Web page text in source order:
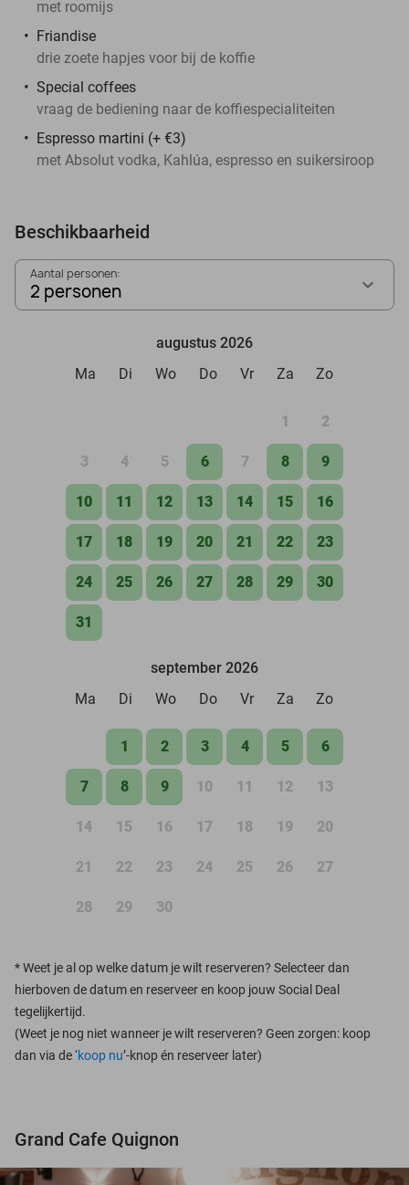
met roomijs
Friandise
drie zoete hapjes voor bij de koffie
Special coffees
vraag de bediening naar de koffiespecialiteiten
Espresso martini (+ €3)
met Absolut vodka, Kahlúa, espresso en suikersiroop
Beschikbaarheid
Aantal personen:
2 personen
augustus 2026
Ma
Di Wo Do Vr Za Zo
1 2
3 4 5 6 7 8 9
10 11 12 13 14 15 16
17 18 19 20 21 22 23
24 25 26 27 28 29 30
31
september 2026
Ma
Di Wo Do Vr Za Zo
1 2 3 4 5 6
7 8 9 10 11 12 13
14 15 16 17 18 19 20
21 22 23 24 25 26 27
28 29 30
*Weet je al op welke datum je wilt reserveren? Selecteer dan
hierboven de datum en reserveer en koop jouw Social Deal
tegelijkertijd.
(Weet je nog niet wanneer je wilt reserveren? Geen zorgen: koop
dan via de ‘koop nu’-knop én reserveer later)
Grand Cafe Quignon